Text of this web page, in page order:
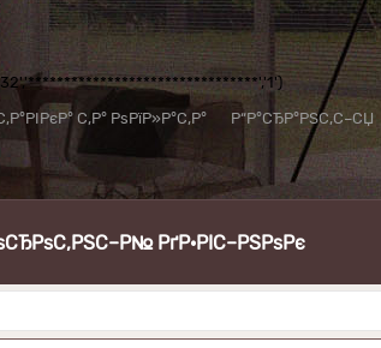
С‚Р° РѕРїР»Р°С‚Р° Р“Р°СЂР°РЅС‚С–СЏ
РґР·РІС–РЅРѕРє